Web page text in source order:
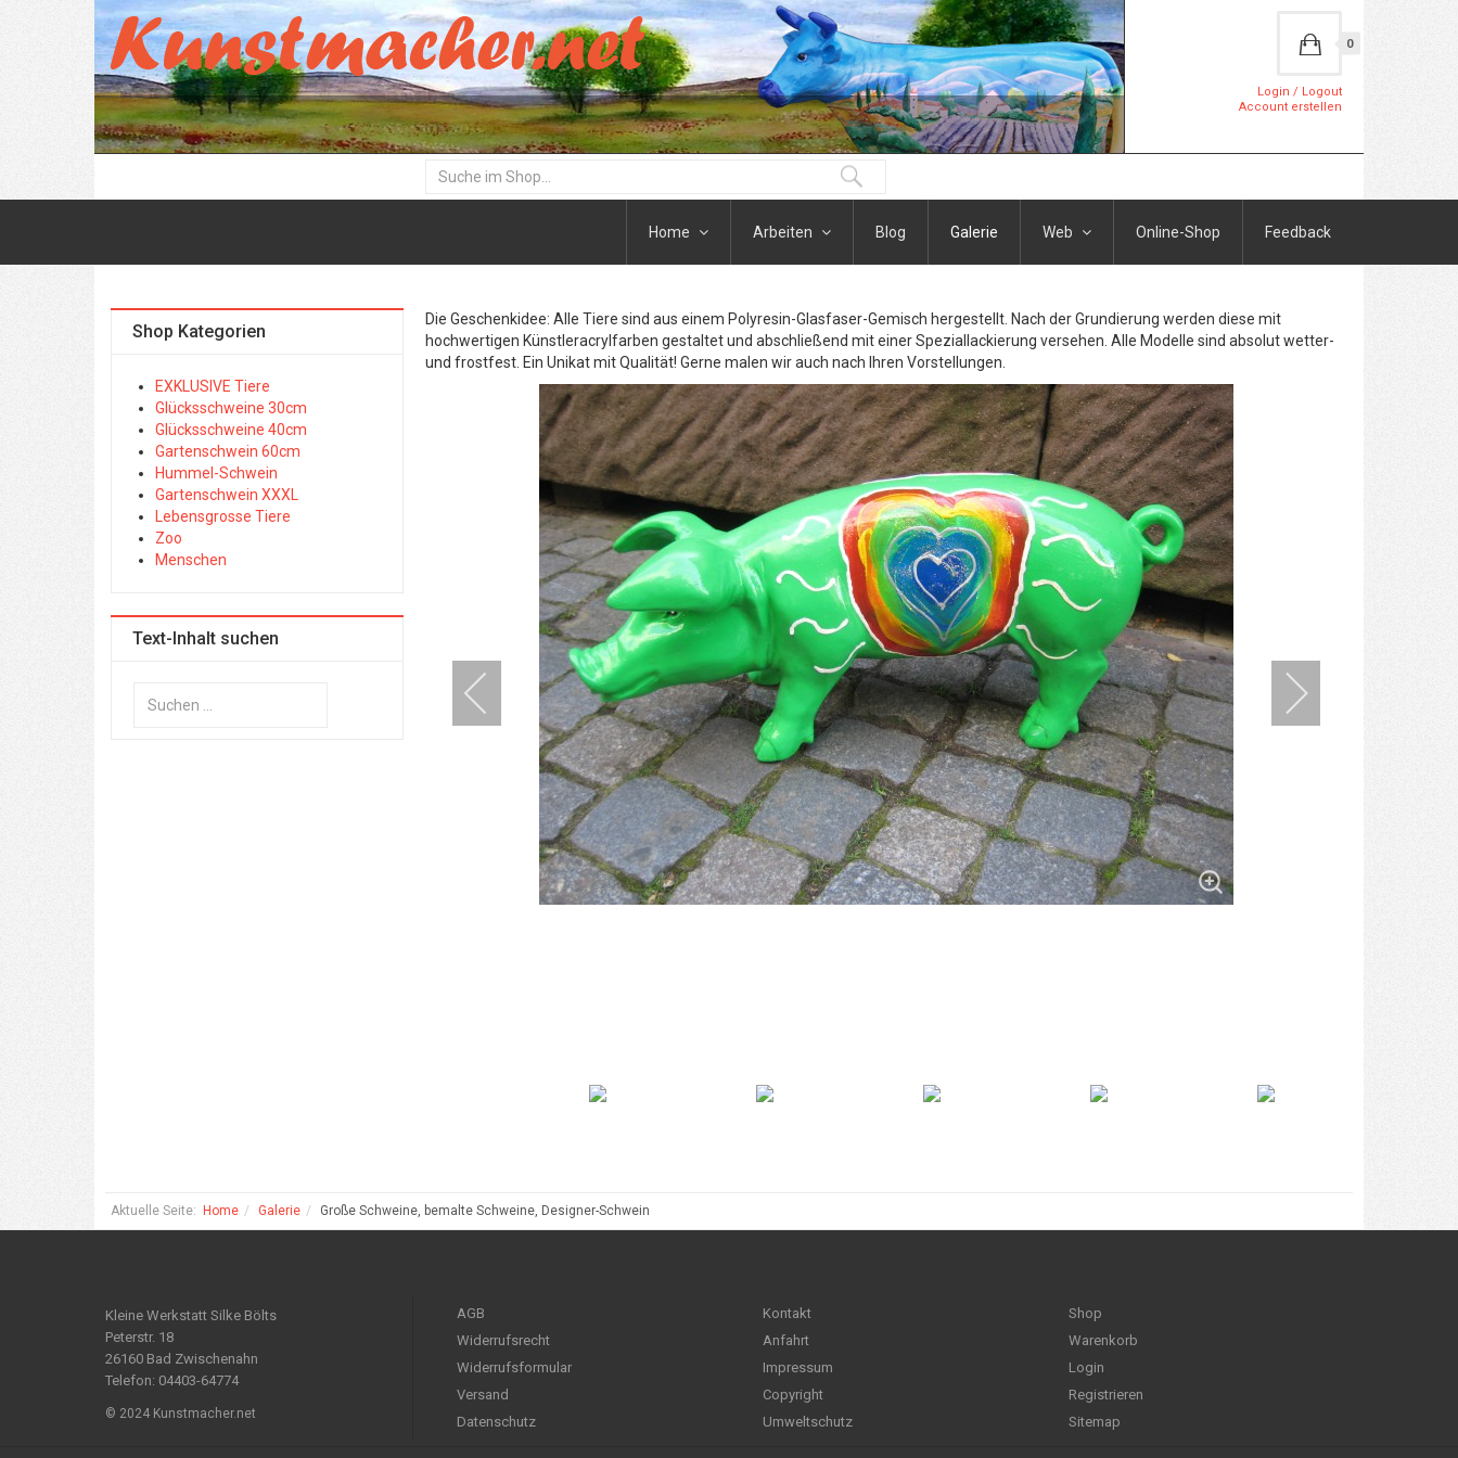
0
Login / Logout
Account erstellen
Home Arbeiten Blog Galerie Web Online-Shop Feedback
Die Geschenkidee: Alle Tiere sind aus einem Polyresin-Glasfaser-Gemisch hergestellt. Nach der Grundierung werden diese mit
hochwertigen Künstleracrylfarben gestaltet und abschließend mit einer Speziallackierung versehen. Alle Modelle sind absolut wetter-
und frostfest. Ein Unikat mit Qualität! Gerne malen wir auch nach Ihren Vorstellungen.
Shop Kategorien
EXKLUSIVE Tiere
Glücksschweine 30cm
Glücksschweine 40cm
Gartenschwein 60cm
Hummel-Schwein
Gartenschwein XXXL
Lebensgrosse Tiere
Zoo
Menschen
Text-Inhalt suchen
Aktuelle Seite: Home Galerie Große Schweine, bemalte Schweine, Designer-Schwein
Kleine Werkstatt Silke Bölts
Peterstr. 18
26160 Bad Zwischenahn
Telefon: 04403-64774
© 2024 Kunstmacher.net
AGB
Widerrufsrecht
Widerrufsformular
Versand
Datenschutz
Kontakt
Anfahrt
Impressum
Copyright
Umweltschutz
Shop
Warenkorb
Login
Registrieren
Sitemap